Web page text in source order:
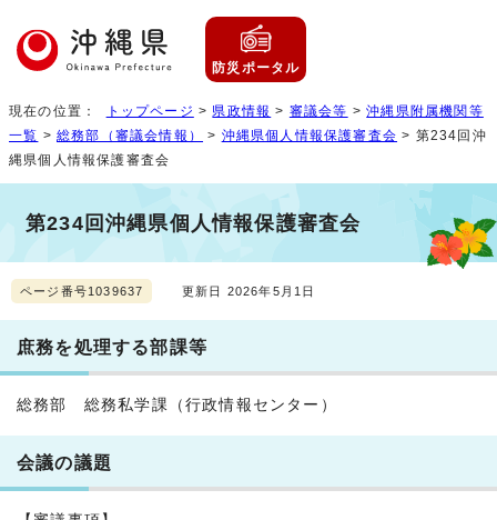
防災ポータル
現在の位置： トップページ > 県政情報 > 審議会等 >沖縄県附属機関等
一覧 >総務部（審議会情報） > 沖縄県個人情報保護審査会 > 第234回沖
縄県個人情報保護審査会
第234回沖縄県個人情報保護審査会
ページ番号1039637 更新日 2026年5月1日
庶務を処理する部課等
総務部 総務私学課（行政情報センター）
会議の議題